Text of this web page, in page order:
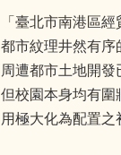
「臺北市南港區
都市紋理井然有序
周遭都市土地開發
但校園本身均有圍
用極大化為配置之